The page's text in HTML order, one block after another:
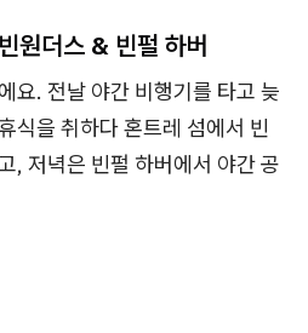
원더스 & 빈펄 하버
요. 전날 야간 비행기를 타고 늦
식을 취하다 혼트레 섬에서 빈
, 저녁은 빈펄 하버에서 야간 공